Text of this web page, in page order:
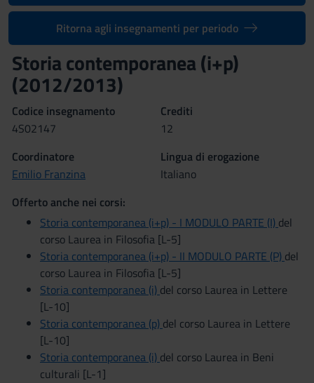
Ritorna agli insegnamenti per periodo
Storia contemporanea (i+p)
(2012/2013)
Codice insegnamento
4S02147
Crediti
12
Coordinatore
Emilio Franzina
Lingua di erogazione
Italiano
Offerto anche nei corsi:
Storia contemporanea (i+p) - I MODULO PARTE (I) del
corso Laurea in Filosofia [L-5]
Storia contemporanea (i+p) - II MODULO PARTE (P) del
corso Laurea in Filosofia [L-5]
Storia contemporanea (i) del corso Laurea in Lettere
[L-10]
Storia contemporanea (p) del corso Laurea in Lettere
[L-10]
Storia contemporanea (i) del corso Laurea in Beni
culturali [L-1]